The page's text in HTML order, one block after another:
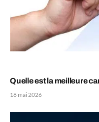
Quelle est la meilleure
18 mai 2026